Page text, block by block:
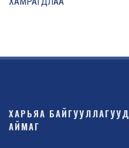
ХАРЬЯА БАЙГУУЛЛАГУУД
АЙМАГ